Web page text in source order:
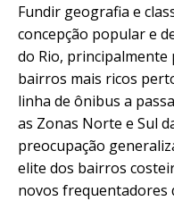
Fundir geografia e
concepção popular e
do Rio, principalmente
bairros mais ricos
linha de ônibus a
as Zonas Norte e Sul
preocupação
elite dos bairros
novos frequentadores